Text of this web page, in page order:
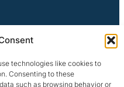
technologies like cookies to
Consenting to these
such as browsing behavior or